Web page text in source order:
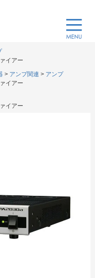
イアー
アンプ関連
アンプ
イアー
イアー